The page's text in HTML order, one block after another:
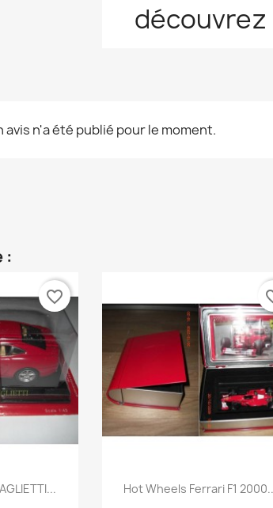
avis n'a été publié pour le moment.
:
favorite_border
Aperçu rapide
Hot Wheels Ferrari F1